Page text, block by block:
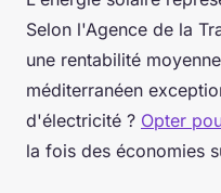
Selon l'Agence de la
une rentabilité
méditerranéen
d'électricité ? Opter
la fois des économies